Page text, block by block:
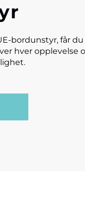
bordunstyr, får
hver